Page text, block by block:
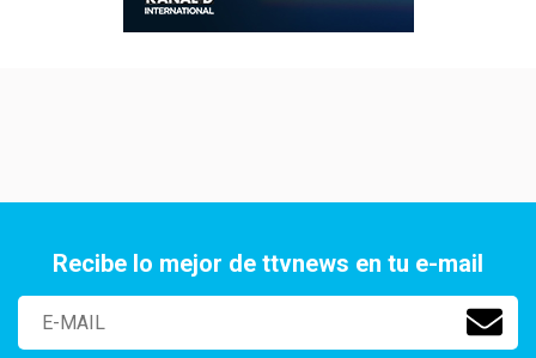
Recibe lo mejor de ttvnews en tu e-mail